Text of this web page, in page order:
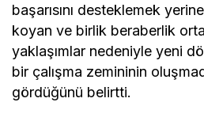
başarısını desteklemek
koyan ve birlik beraberlik
yaklaşımlar nedeniyle yeni
bir çalışma zemininin
gördüğünü belirtti.